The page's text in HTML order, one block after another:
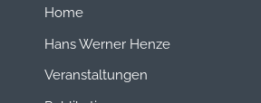
Home
Hans Werner Henze
Veranstaltungen